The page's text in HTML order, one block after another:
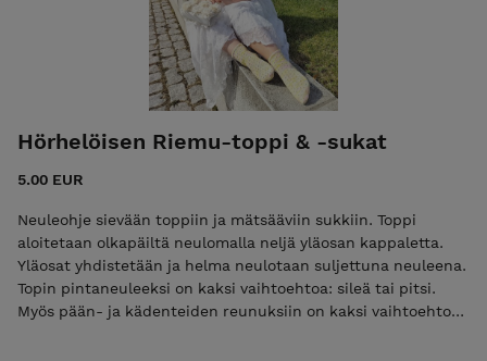
onnistuu myös vähäisellä neulekokemuksella. Yläosat ja
helma muotoillaan lisäyksillä.
Hörhelöisen Riemu-toppi & -sukat
5.00 EUR
Neuleohje sievään toppiin ja mätsääviin sukkiin. Toppi
aloitetaan olkapäiltä neulomalla neljä yläosan kappaletta.
Yläosat yhdistetään ja helma neulotaan suljettuna neuleena.
Topin pintaneuleeksi on kaksi vaihtoehtoa: sileä tai pitsi.
Myös pään- ja kädenteiden reunuksiin on kaksi vaihtoehtoa: